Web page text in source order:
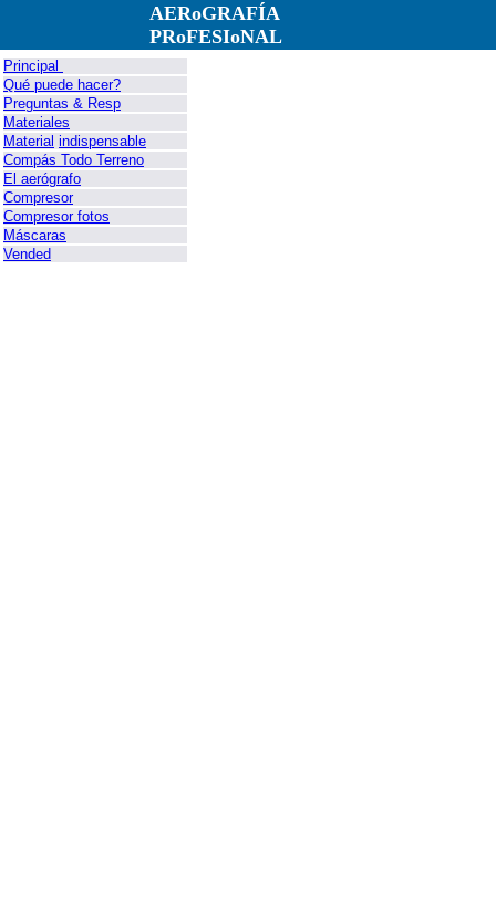
AERoGRAFÍA
PRoFESIoNAL
Principal
Qué puede hacer?
Preguntas & Resp
Materiales
Material indispensable
Compás Todo Terreno
El aerógrafo
Compresor
Compresor fotos
Máscaras
Vended